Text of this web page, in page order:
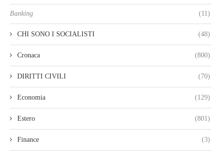
Banking (11)
CHI SONO I SOCIALISTI (48)
Cronaca (800)
DIRITTI CIVILI (70)
Economia (129)
Estero (801)
Finance (3)